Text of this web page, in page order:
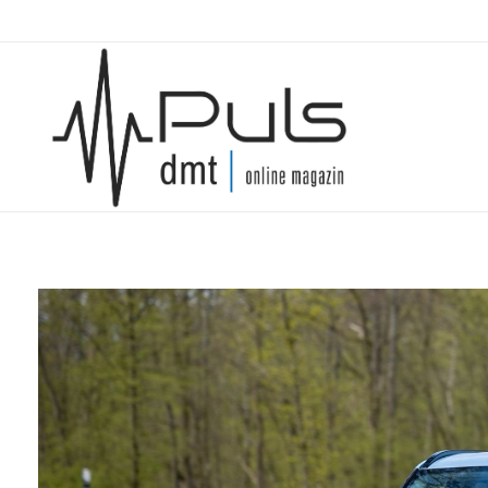
Puls Magazin
Zukunft der Mobilität